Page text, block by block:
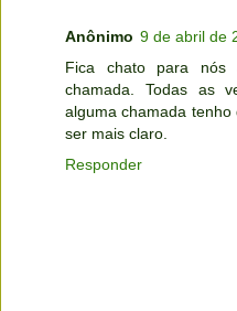
Anônimo 9 de abril de
Fica chato para nós
chamada. Todas as
alguma chamada
ser mais claro.
Responder